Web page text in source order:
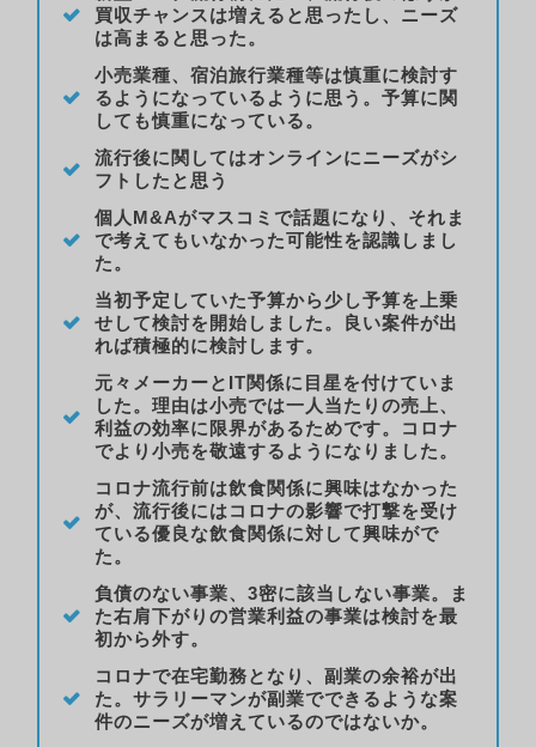
買収チャンスは増えると思ったし、ニーズ
は高まると思った。
小売業種、宿泊旅行業種等は慎重に検討す
るようになっているように思う。予算に関
しても慎重になっている。
流行後に関してはオンラインにニーズがシ
フトしたと思う
個人M&Aがマスコミで話題になり、それま
で考えてもいなかった可能性を認識しまし
た。
当初予定していた予算から少し予算を上乗
せして検討を開始しました。良い案件が出
れば積極的に検討します。
元々メーカーとIT関係に目星を付けていま
した。理由は小売では一人当たりの売上、
利益の効率に限界があるためです。コロナ
でより小売を敬遠するようになりました。
コロナ流行前は飲食関係に興味はなかった
が、流行後にはコロナの影響で打撃を受け
ている優良な飲食関係に対して興味がで
た。
負債のない事業、3密に該当しない事業。ま
た右肩下がりの営業利益の事業は検討を最
初から外す。
コロナで在宅勤務となり、副業の余裕が出
た。サラリーマンが副業でできるような案
件のニーズが増えているのではないか。